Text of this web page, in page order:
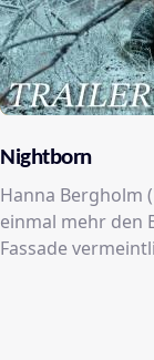
Nightborn
Hanna Bergholm
einmal mehr den
Fassade